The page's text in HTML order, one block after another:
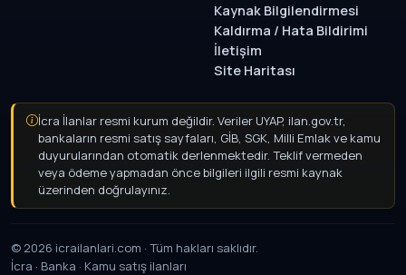
Kaynak Bilgilendirmesi
Kaldırma / Hata Bildirimi
İletişim
Site Haritası
İcra İlanlar resmi kurum değildir. Veriler UYAP, ilan.gov.tr,
bankaların resmi satış sayfaları, GİB, SGK, Milli Emlak ve kamu
duyurularından otomatik derlenmektedir. Teklif vermeden
veya ödeme yapmadan önce bilgileri ilgili resmi kaynak
üzerinden doğrulayınız.
© 2026 icrailanlari.com · Tüm hakları saklıdır.
İcra · Banka · Kamu satış ilanları